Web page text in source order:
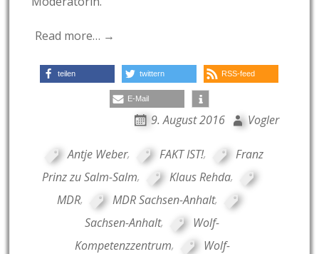
Read more… →
teilen twittern RSS-feed
E-Mail
9. August 2016 Vogler
Antje Weber, FAKT IST!,
Franz
Prinz zu Salm-Salm, Klaus Rehda,
MDR, MDR Sachsen-Anhalt,
Sachsen-Anhalt,
Wolf-
Kompetenzzentrum,
Wolf-